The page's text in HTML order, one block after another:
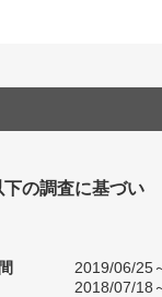
の調査に基づい
2019/06/25
2018/07/18